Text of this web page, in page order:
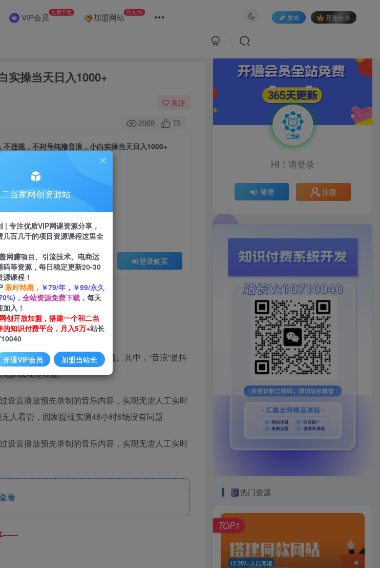
VIP会员 免费下载 加盟网站 日入2K
发布 开通会员
实操当天日入1000+
关注
2069 73
违规，不封号纯撸音浪，小白实操当天日入1000+
看
登录购买
揭秘】
与观众互动来获得流量和收益。其中，“音浪”是抖
换成现金收益。
设置播放预先录制的音乐内容，实现无需人工实时
人看管，回家提现实测48小时6场没有问题
设置播放预先录制的音乐内容，实现无需人工实时
看
------
HI！请登录
登录 注册
热门资源
12.2W+人已阅读
TOP1
二当家网创资源站
| 专注优质VIP网课资源分享，
几百几千的项目资源课程这里全
网赚项目、引流技术、电商运
码等资源，每日稳定更新20-30
课程！
限时特惠， ￥79/年，￥99/永久
， 全站资源免费下载， 每天
入！
创开放加盟，搭建一个和二当
的知识付费平台，月入5万+站长
开通VIP会员 加盟当站长